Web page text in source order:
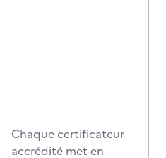
Chaque certificateur
accrédité met en